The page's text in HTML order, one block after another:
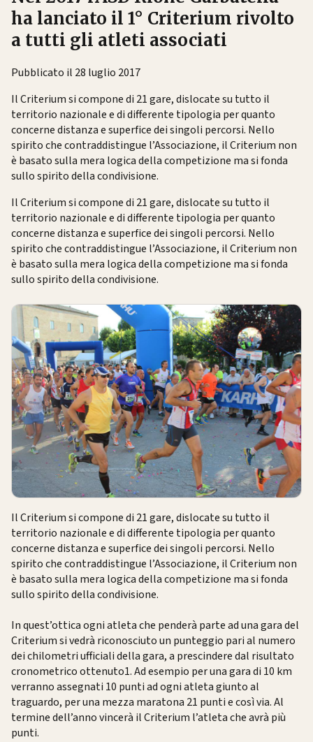
ha lanciato il 1° Criterium rivolto
a tutti gli atleti associati
Pubblicato il 28 luglio 2017
Il Criterium si compone di 21 gare, dislocate su tutto il
territorio nazionale e di differente tipologia per quanto
concerne distanza e superfice dei singoli percorsi. Nello
spirito che contraddistingue l’Associazione, il Criterium non
è basato sulla mera logica della competizione ma si fonda
sullo spirito della condivisione.
Il Criterium si compone di 21 gare, dislocate su tutto il
territorio nazionale e di differente tipologia per quanto
concerne distanza e superfice dei singoli percorsi. Nello
spirito che contraddistingue l’Associazione, il Criterium non
è basato sulla mera logica della competizione ma si fonda
sullo spirito della condivisione.
Il Criterium si compone di 21 gare, dislocate su tutto il
territorio nazionale e di differente tipologia per quanto
concerne distanza e superfice dei singoli percorsi. Nello
spirito che contraddistingue l’Associazione, il Criterium non
è basato sulla mera logica della competizione ma si fonda
sullo spirito della condivisione.
In quest’ottica ogni atleta che penderà parte ad una gara del
Criterium si vedrà riconosciuto un punteggio pari al numero
dei chilometri ufficiali della gara, a prescindere dal risultato
cronometrico ottenuto1. Ad esempio per una gara di 10 km
verranno assegnati 10 punti ad ogni atleta giunto al
traguardo, per una mezza maratona 21 punti e così via. Al
termine dell’anno vincerà il Criterium l’atleta che avrà più
punti.